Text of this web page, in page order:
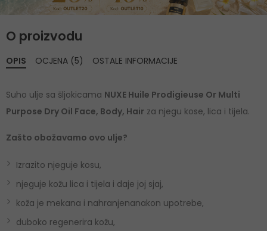
O proizvodu
OPIS
Suho ulje sa šljokicama NUXE Huile Prodigieuse Or Multi
Purpose Dry Oil Face, Body, Hair za njegu kose, lica i tijela.
Zašto obožavamo ovo ulje?
Izrazito njeguje kosu,
njeguje kožu lica i tijela i daje joj sjaj,
koža je mekana i nahranjenanakon upotrebe,
duboko regenerira kožu,
OCJENA (5) OSTALE INFORMACIJE